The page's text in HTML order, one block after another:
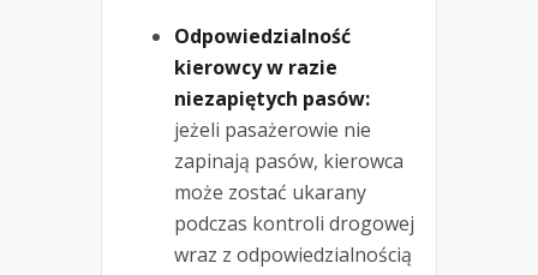
Odpowiedzialność
kierowcy w razie
niezapiętych pasów:
jeżeli pasażerowie nie
zapinają pasów, kierowca
może zostać ukarany
podczas kontroli drogowej
wraz z odpowiedzialnością